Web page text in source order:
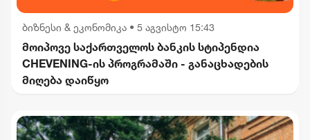
ბიზნესი & ეკონომიკა • 5 აგვისტო 15:43
მოიპოვე საქართველოს ბანკის სტიპენდია
CHEVENING-ის პროგრამაში - განაცხადების
მიღება დაიწყო